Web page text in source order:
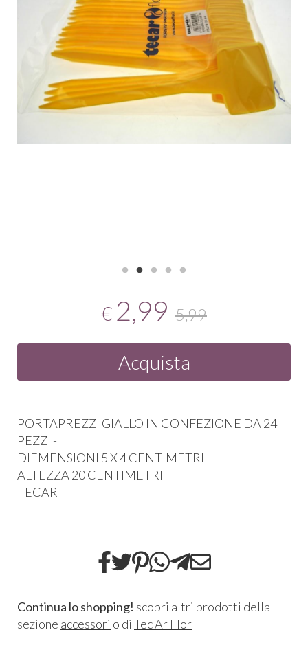
€ 2,99 5,99
Acquista
PORTAPREZZI GIALLO IN CONFEZIONE DA 24
PEZZI -
DIEMENSIONI 5 X 4CENTIMETRI
ALTEZZA 20CENTIMETRI
TECAR
Continua lo shopping! scopri altri prodotti della
sezione accessori o di Tec Ar Flor